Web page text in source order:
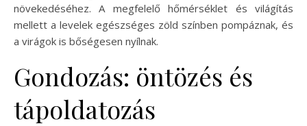
növekedéséhez. A megfelelő hőmérséklet és világítás
mellett a levelek egészséges zöld színben pompáznak, és
a virágok is bőségesen nyílnak.
Gondozás: öntözés és
tápoldatozás